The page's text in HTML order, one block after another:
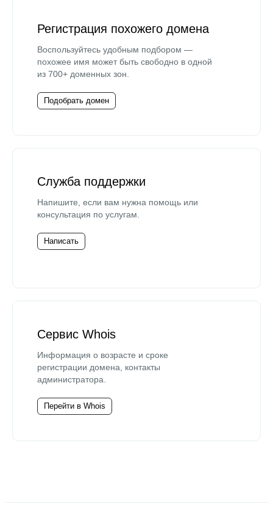
Регистрация похожего домена
Воспользуйтесь удобным подбором —
похожее имя может быть свободно в одной
из 700+ доменных зон.
Подобрать домен
Служба поддержки
Напишите, если вам нужна помощь или
консультация по услугам.
Написать
Сервис Whois
Информация о возрасте и сроке
регистрации домена, контакты
администратора.
Перейти в Whois